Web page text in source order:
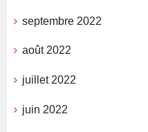
septembre 2022
août 2022
juillet 2022
juin 2022